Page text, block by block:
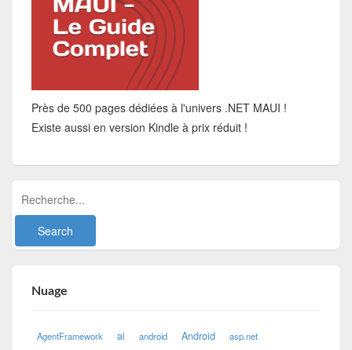
Près de 500 pages dédiées à l'univers .NET MAUI !
Existe aussi en version Kindle à prix réduit !
Nuage
AgentFramework ai android Android asp.net